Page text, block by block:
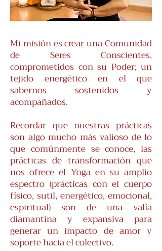
Mi misión es crear una Comunidad
de Seres Conscientes,
comprometidos con su Poder; un
tejido energético en el que
sabernos sostenidos y
acompañados.
Recordar que nuestras prácticas
son algo mucho más valioso de lo
que comúnmente se conoce, las
prácticas de transformación que
nos ofrece el Yoga en su amplio
espectro (prácticas con el cuerpo
físico, sutil, energético, emocional,
espiritual) son de una valía
diamantina y expansiva para
generar un impacto de amor y
soporte hacia el colectivo.